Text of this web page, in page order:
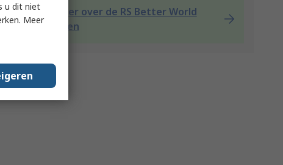
Lees meer over de RS Better World
producten
u dit niet
Meer